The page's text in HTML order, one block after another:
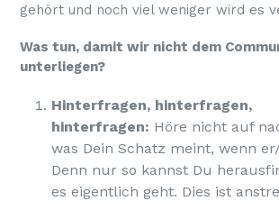
gehört und noch viel weniger wird es
Was tun, damit wir nicht dem
unterliegen?
Hinterfragen, hinterfragen,
hinterfragen: Höre nicht auf
was Dein Schatz meint, wenn
Denn nur so kannst Du
es eigentlich geht. Dies ist